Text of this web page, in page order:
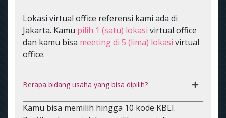
Lokasi virtual office referensi kami ada di
Jakarta. Kamu pilih 1 (satu) lokasi virtual office
dan kamu bisa meeting di 5 (lima) lokasi virtual
office.
Berapa bidang usaha yang bisa dipilih?
Kamu bisa memilih hingga 10 kode KBLI.